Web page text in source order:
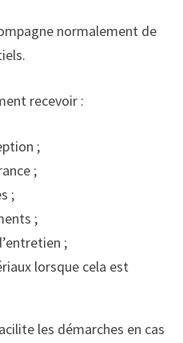
normalement de
recevoir :
;
;
;
;
;
lorsque cela est
les démarches en cas